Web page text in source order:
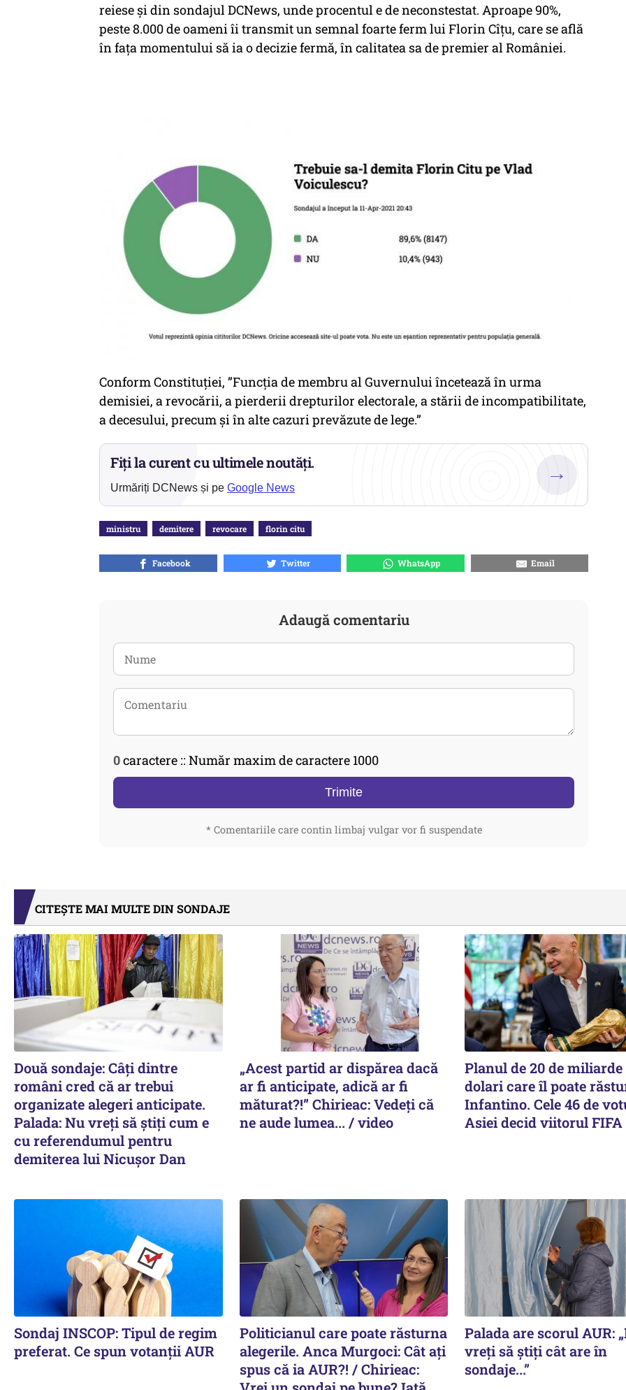
reiese și din sondajul DCNews, unde procentul e de neconstestat. Aproape 90%,
peste 8.000 de oameni îi transmit un semnal foarte ferm lui Florin Cîțu, care se află
în fața momentului să ia o decizie fermă, în calitatea sa de premier al României.
Conform Constituției, ”Funcţia de membru al Guvernului încetează în urma
demisiei, a revocării, a pierderii drepturilor electorale, a stării de incompatibilitate,
a decesului, precum şi în alte cazuri prevăzute de lege.”
Fiți la curent cu ultimele noutăți.
Urmăriți DCNews și pe Google News
→
ministru demitere revocare florin citu
Facebook Twitter WhatsApp Email
Adaugă comentariu
0caractere :: Număr maxim de caractere 1000
Trimite
* Comentariile care contin limbaj vulgar vor fi suspendate
CITEȘTE MAI MULTE DIN SONDAJE
Două sondaje: Câți dintre
români cred că ar trebui
organizate alegeri anticipate.
Palada: Nu vreți să știți cum e
cu referendumul pentru
demiterea lui Nicușor Dan
„Acest partid ar dispărea dacă
ar fi anticipate, adică ar fi
măturat?!” Chirieac: Vedeți că
ne aude lumea... / video
Planul de 20 de miliarde
dolari care îl poate
Infantino. Cele 46 de
Asiei decid viitorul FIFA
Sondaj INSCOP: Tipul de regim
preferat. Ce spun votanții AUR
Politicianul care poate răsturna
alegerile. Anca Murgoci: Cât ați
spus că ia AUR?! / Chirieac:
Palada are scorul AUR:
vreți să știți cât are în
sondaje...”